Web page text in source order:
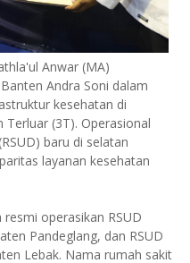
Anwar (MA)
Andra Soni dalam
kesehatan di
(3T). Operasional
baru di selatan
layanan kesehatan
operasikan RSUD
Pandeglang, dan RSUD
Lebak. Nama rumah sakit